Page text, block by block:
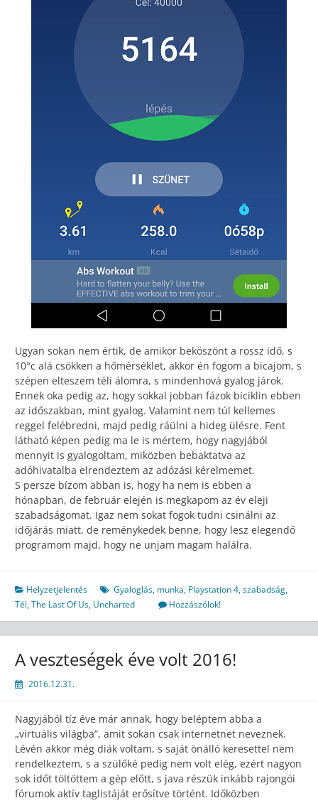
Ugyan sokan nem értik, de amikor beköszönt a rossz idő, s
10°c alá csökken a hőmérséklet, akkor én fogom a bicajom, s
szépen elteszem téli álomra, s mindenhová gyalog járok.
Ennek oka pedig az, hogy sokkal jobban fázok biciklin ebben
az időszakban, mint gyalog. Valamint nem túl kellemes
reggel felébredni, majd pedig ráülni a hideg ülésre. Fent
látható képen pedig ma le is mértem, hogy nagyjából
mennyit is gyalogoltam, miközben bebaktatva az
adóhivatalba elrendeztem az adózási kérelmemet.
S persze bízom abban is, hogy ha nem is ebben a
hónapban, de február elején is megkapom az év eleji
szabadságomat. Igaz nem sokat fogok tudni csinálni az
időjárás miatt, de reménykedek benne, hogy lesz elegendő
programom majd, hogy ne unjam magam halálra.
Helyzetjelentés Gyaloglás, munka, Playstation 4,szabadság,
Tél,The Last Of Us, Uncharted Hozzászólok!
A veszteségek éve volt 2016!
2016.12.31.
Nagyjából tíz éve már annak, hogy beléptem abba a
„virtuális világba”, amit sokan csak internetnet neveznek.
Lévén akkor még diák voltam, s saját önálló keresettel nem
rendelkeztem, s a szülőké pedig nem volt elég, ezért nagyon
sok időt töltöttem a gép előtt, s java részük inkább rajongói
fórumok aktív taglistáját erősítve történt. Időközben